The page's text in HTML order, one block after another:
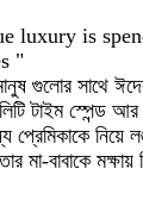
luxury is
"
গুলোর সাথে
টাইম স্পেন্ড
প্রেমিকাকে নিয়ে
মা-বাবাকে মক্ষায়